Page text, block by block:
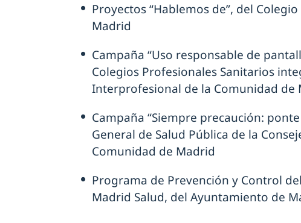
Proyectos “Hablemos de”, del
Madrid
Campaña “Uso responsable de
Colegios Profesionales Sanitarios
Interprofesional de la Comunidad de
Campaña “Siempre precaución:
General de Salud Pública de la
Comunidad de Madrid
Programa de Prevención y Control
Madrid Salud, del Ayuntamiento de